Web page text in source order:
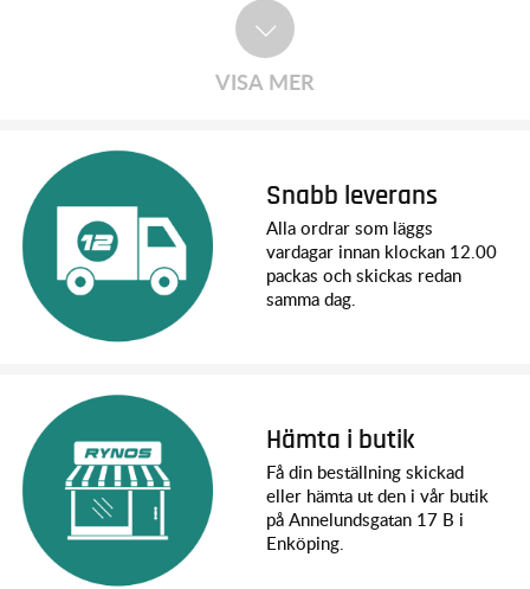
VISA MER
Snabb leverans
Alla ordrar som läggs
vardagar innan klockan 12.00
packas och skickas redan
samma dag.
Hämta i butik
Få din beställning skickad
eller hämta ut den i vår butik
på Annelundsgatan 17 B i
Enköping.